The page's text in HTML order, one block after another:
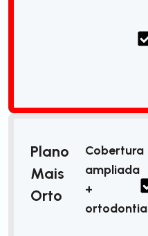
Plano
Mais
Orto
Cobertura
ampliada
+
ortodontia